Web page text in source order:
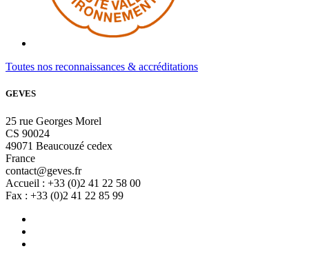
Toutes nos reconnaissances & accréditations
GEVES
25 rue Georges Morel
CS 90024
49071 Beaucouzé cedex
France
contact@geves.fr
Accueil : +33 (0)2 41 22 58 00
Fax : +33 (0)2 41 22 85 99